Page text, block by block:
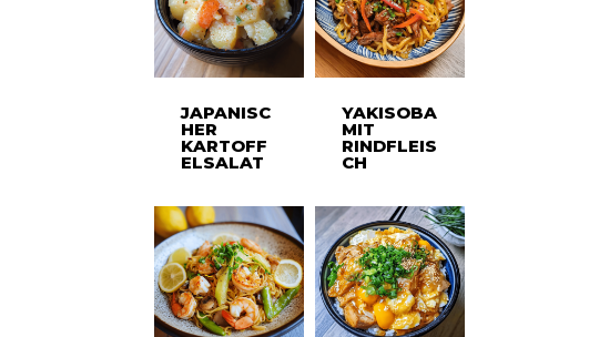
JAPANISC
HER
KARTOFF
ELSALAT
YAKISOBA
MIT
RINDFLEIS
CH